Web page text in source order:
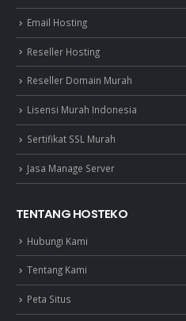
Email Hosting
Reseller Hosting
Reseller Domain Murah
Lisensi Murah Indonesia
Sertifikat SSL Murah
Jasa Manage Server
TENTANG HOSTEKO
Hubungi Kami
Tentang Kami
Peta Situs